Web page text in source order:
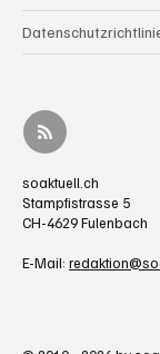
soaktuell.ch
Stampfistrasse 5
CH-4629 Fulenbach
E-Mail: